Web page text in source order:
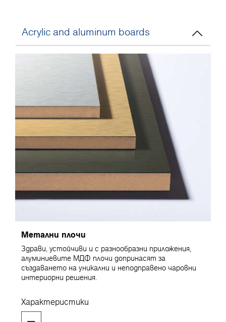
Acrylic and aluminum boards
Метални плочи
Здрави, устойчиви и с разнообразни приложения,
алуминиевите МДФ плочи допринасят за
създаването на уникални и неподправено чаровни
интериорни решения.
Характеристики